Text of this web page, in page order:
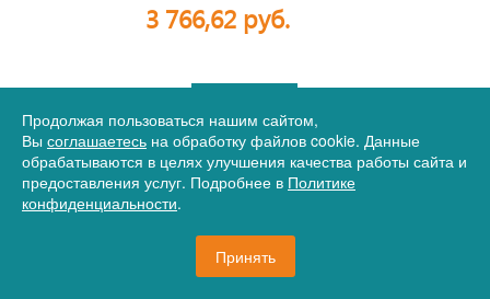
3 766,62 руб.
Продолжая пользоваться нашим сайтом,
Вы соглашаетесь на обработку файлов cookie. Данные
обрабатываются в целях улучшения качества работы сайта и
предоставления услуг. Подробнее в Политике
конфиденциальности.
Принять